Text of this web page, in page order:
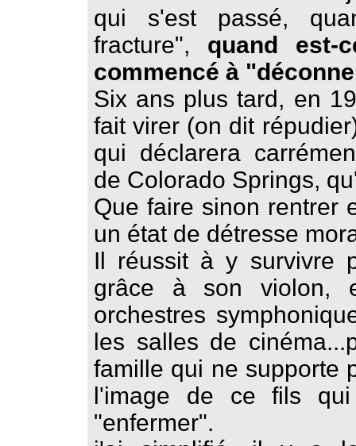
qui s'est passé,
fracture", quand est-
commencé à
Six ans plus tard, en
fait virer (on dit
qui déclarera
de Colorado Springs,
Que faire sinon rentrer
un état de détresse
Il réussit à y survivre
grâce à son violon,
orchestres
les salles de
famille qui ne supporte
l'image de ce fils qui
"enfermer".